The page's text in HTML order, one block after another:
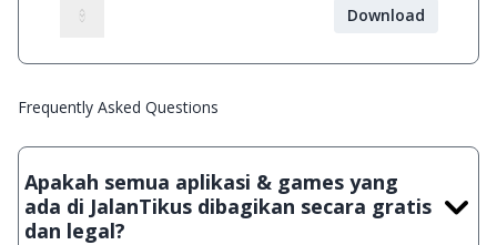
Download
Frequently Asked Questions
Apakah semua aplikasi & games yang
ada di JalanTikus dibagikan secara gratis
dan legal?